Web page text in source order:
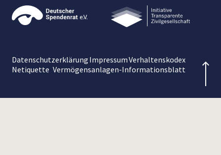
Datenschutzerklärung ImpressumVerhaltenskodex
Netiquette Vermögensanlagen-Informationsblatt